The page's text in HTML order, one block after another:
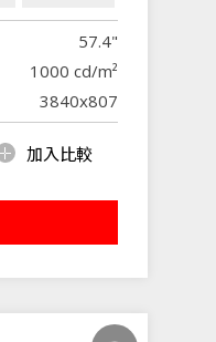
57.4"
1000 cd/m²
3840x807
加入比較